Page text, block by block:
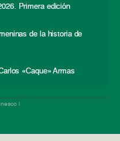
Primera edición
de la historia de
«Caque» Armas
|